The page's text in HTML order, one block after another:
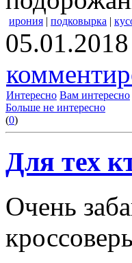
ирония | подковырка |
Интересно Вам интересно
Больше не интересно
(0)
Для тех
Очень